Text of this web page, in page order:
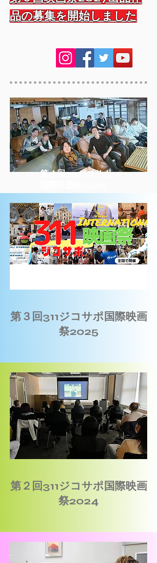
品の募集を開始しました
​第４回311ジコサポ
第３回311ジコサポ国際映画
祭2025
第２回311ジコサポ国際映画
祭2024